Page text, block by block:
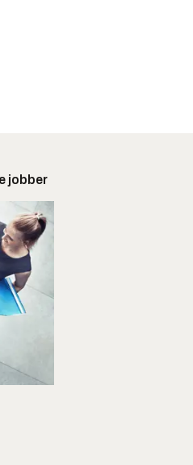
jobber